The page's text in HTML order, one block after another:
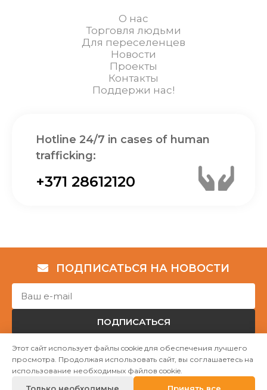
О нас
Торговля людьми
Для переселенцев
Новости
Проекты
Контакты
Поддержи нас!
Hotline 24/7 in cases of human
trafficking:
+371 28612120
ПОДПИСАТЬСЯ НА НОВОСТИ
ПОДПИСАТЬСЯ
Авторские права © НГО „Убежище "Надёжный дом""
Этот сайт использует файлы cookie для обеспечения лучшего
просмотра. Продолжая использовать сайт, вы соглашаетесь на
использование необходимых файлов cookie.